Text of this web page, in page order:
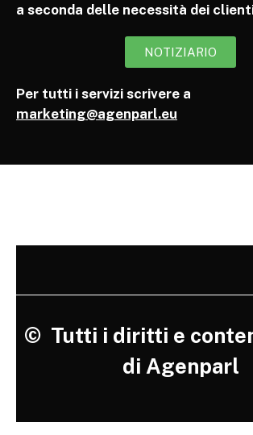
a seconda delle necessità dei
NOTIZIARIO
Per tutti i servizi scrivere a
marketing@agenparl.eu
© Tutti i diritti e
di Agenparl